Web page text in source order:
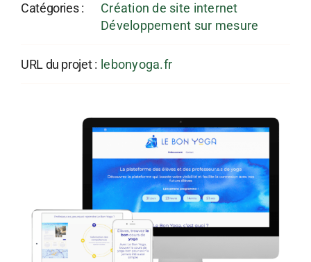
Catégories :
Création de site internet
Développement sur mesure
URL du projet : lebonyoga.fr